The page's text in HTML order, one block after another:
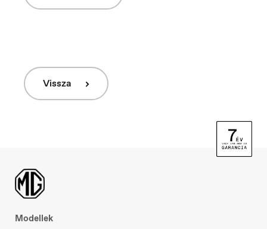
Hungary
Ísland
Íslenska
Luxembourg
Français
Vissza
Modellek